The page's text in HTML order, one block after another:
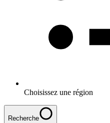
Choisissez une région
Recherche